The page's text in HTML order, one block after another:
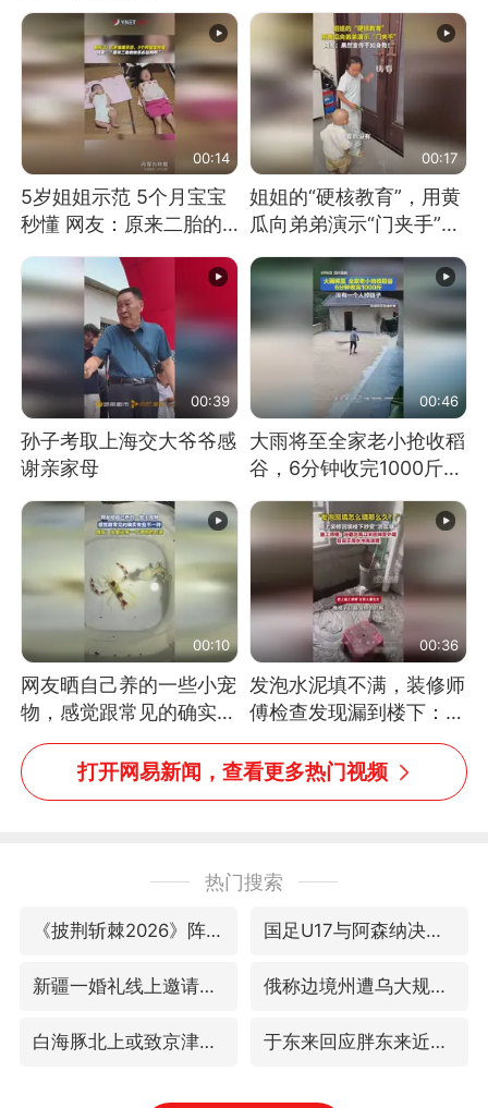
00:14
5岁姐姐示范 5个月宝宝
秒懂 网友：原来二胎的
00:17
姐姐的“硬核教育”，用黄
瓜向弟弟演示“门夹手”，
教！
00:39
孙子考取上海交大爷爷感
谢亲家母
00:46
大雨将至全家老小抢收稻
谷，6分钟收完1000斤，
00:10
网友晒自己养的一些小宠
物，感觉跟常见的确实有
些不一样
00:36
发泡水泥填不满，装修师
傅检查发现漏到楼下：出
风口未延伸到外墙
打开网易新闻，查看更多热门视频
热门搜索
《披荆斩棘2026》阵容官宣 国足U17与阿森纳决赛取消 并列冠军
新疆一婚礼线上邀请引热议 俄称边境州遭乌大规模袭击已致13伤
白海豚北上或致京津冀暴雨 于东来回应胖东来近25年老店年底关闭